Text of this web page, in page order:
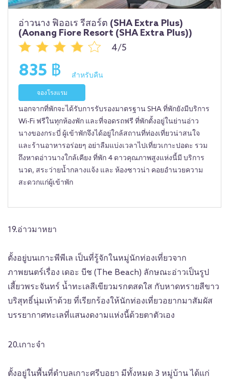
อ่าวนาง ฟิออเร รีสอร์ต (SHA Extra Plus)
(Aonang Fiore Resort (SHA Extra Plus))
4/5
835 ฿ สำหรับคืน
จองโรงแรม
นอกจากที่พักจะได้รับการรับรองมาตรฐาน SHA ที่พักยังมีบริการ
Wi-Fi ฟรีในทุกห้องพัก และที่จอดรถฟรี ที่พักตั้งอยู่ในย่านอ่าว
นางของกระบี่ ผู้เข้าพักจึงได้อยู่ใกล้สถานที่ท่องเที่ยวน่าสนใจ
และร้านอาหารอร่อยๆ อย่าลืมแบ่งเวลาไปเที่ยวเกาะปอดะ รวม
ถึงหาดอ่าวนางใกล้เคียง ที่พัก 4 ดาวคุณภาพสูงแห่งนี้มี บริการ
นวด, สระว่ายน้ำกลางแจ้ง และ ห้องซาวน่า คอยอำนวยความ
สะดวกแก่ผู้เข้าพัก
19.อ่าวมาหยา
ตั้งอยู่บนเกาะพีพีเล เป็นที่รู้จักในหมู่นักท่องเที่ยวจาก
ภาพยนตร์เรื่อง เดอะ บีช (The Beach) ลักษณะอ่าวเป็นรูป
เสี้ยวพระจันทร์ น้ำทะเลสีเขียวมรกตสดใส กับหาดทรายสีขาว
บริสุทธิ์นุ่มเท้าด้วย ที่เรียกร้องให้นักท่องเที่ยวอยากมาสัมผัส
บรรยากาศทะเลที่แสนงดงามแห่งนี้ด้วยตาตัวเอง
20.เกาะจำ
ตั้งอยู่ในพื้นที่ตำบลเกาะศรีบอยา มีทั้งหมด 3 หมู่บ้าน ได้แก่